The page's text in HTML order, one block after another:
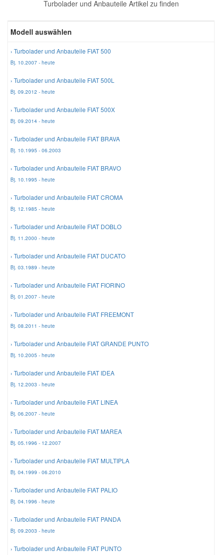
Turbolader und Anbauteile Artikel zu finden
Modell auswählen
› Turbolader und Anbauteile FIAT 500
Bj. 10.2007 - heute
› Turbolader und Anbauteile FIAT 500L
Bj. 09.2012 - heute
› Turbolader und Anbauteile FIAT 500X
Bj. 09.2014 - heute
› Turbolader und Anbauteile FIAT BRAVA
Bj. 10.1995 - 06.2003
› Turbolader und Anbauteile FIAT BRAVO
Bj. 10.1995 - heute
› Turbolader und Anbauteile FIAT CROMA
Bj. 12.1985 - heute
› Turbolader und Anbauteile FIAT DOBLO
Bj. 11.2000 - heute
› Turbolader und Anbauteile FIAT DUCATO
Bj. 03.1989 - heute
› Turbolader und Anbauteile FIAT FIORINO
Bj. 01.2007 - heute
› Turbolader und Anbauteile FIAT FREEMONT
Bj. 08.2011 - heute
› Turbolader und Anbauteile FIAT GRANDE PUNTO
Bj. 10.2005 - heute
› Turbolader und Anbauteile FIAT IDEA
Bj. 12.2003 - heute
› Turbolader und Anbauteile FIAT LINEA
Bj. 06.2007 - heute
› Turbolader und Anbauteile FIAT MAREA
Bj. 05.1996 - 12.2007
› Turbolader und Anbauteile FIAT MULTIPLA
Bj. 04.1999 - 06.2010
› Turbolader und Anbauteile FIAT PALIO
Bj. 04.1996 - heute
› Turbolader und Anbauteile FIAT PANDA
Bj. 09.2003 - heute
› Turbolader und Anbauteile FIAT PUNTO
Zündanlage und Glühanlage
Mercedes Ersatzteile
Mini Ersatzteile
Mitsubishi Ersatzteile
Nissan Ersatzteile
Porsche Ersatzteile
Seat Ersatzteile
Skoda Ersatzteile
Smart Ersatzteile
Suzuki Ersatzteile
Toyota Ersatzteile